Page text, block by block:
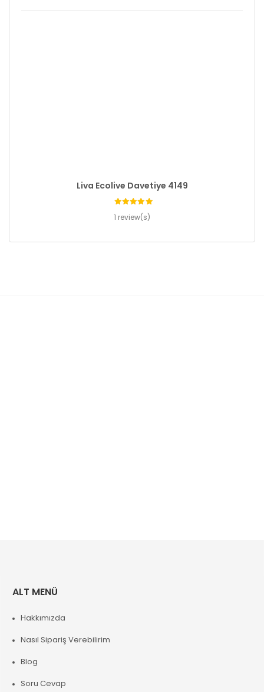
Liva Ecolive Davetiye 4149
1 review(s)
ALT MENÜ
Hakkımızda
Nasıl Sipariş Verebilirim
Blog
Soru Cevap